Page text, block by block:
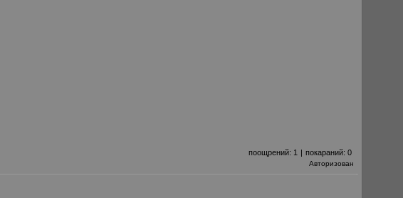
поощрений: 1 | покараний: 0
Авторизован